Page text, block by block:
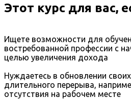
Этот курс для вас,
Ищете возможности для
востребованной профессии с
целью увеличения дохода
Нуждаетесь в обновлении
длительного перерыва,
отсутствия на рабочем месте